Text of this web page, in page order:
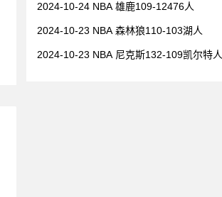
2024-10-24 NBA 雄鹿109-12476人
2024-10-23 NBA 森林狼110-103湖人
2024-10-23 NBA 尼克斯132-109凯尔特人